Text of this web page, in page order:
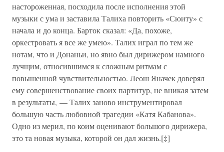
настороженная, посходила после исполнения этой
музыки с ума и заставила Талиха повторить «Сюиту» с
начала и до конца. Барток сказал: «Да, похоже,
оркестровать я все же умею». Талих играл по тем же
нотам, что и Донаньи, но явно был дирижером намного
лучщим, относившимся к сложным ритмам с
повышенной чувствительностью. Леош Яначек доверял
ему совершенствование своих партитур, не вникая затем
в результаты, — Талих заново инструментировал
большую часть любовной трагедии «Катя Кабанова».
Одно из мерил, по коим оценивают большого дирижера,
это та новая музыка, которой он дал жизнь.[‡]